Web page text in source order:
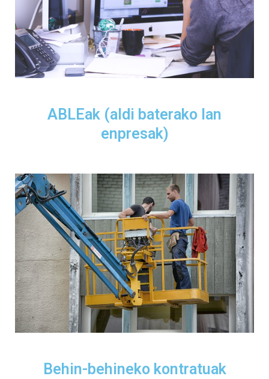
ABLEak (aldi baterako lan
enpresak)
Behin-behineko kontratuak